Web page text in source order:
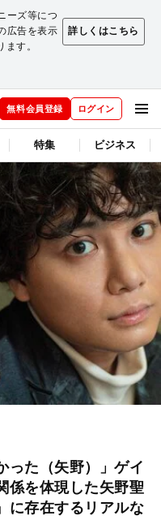
ーズ等につ
広告を表示
す。
詳しくはこちら
無料会員登録 ログイン
特集 ビジネス
った（矢野）」ゲイ
係を体現した矢野聖
に存在するリアルな